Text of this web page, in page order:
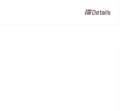
Details